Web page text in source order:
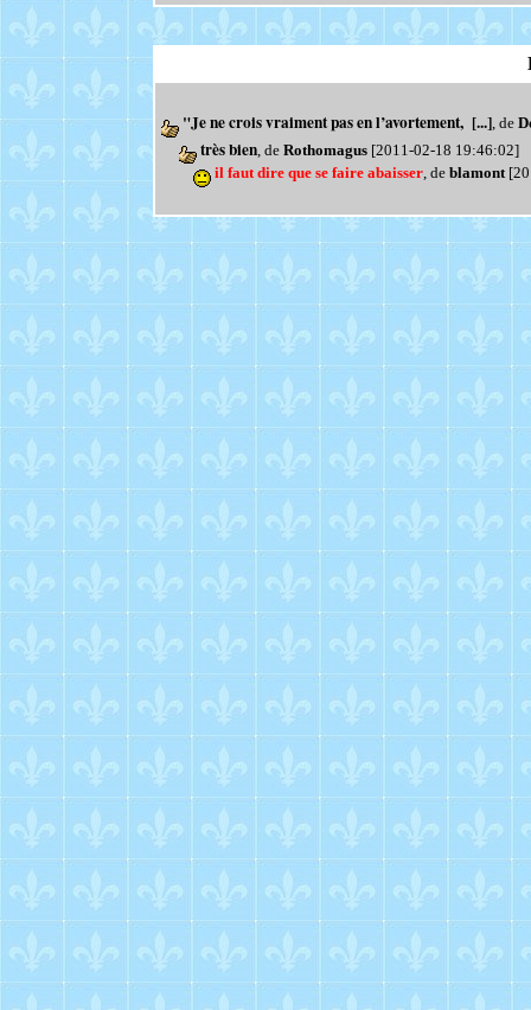
"Je ne crois vraiment pas en l’avortement, [...], de
très bien, de Rothomagus[2011-02-18 19:46:02]
il faut dire que se faire abaisser, de blamont